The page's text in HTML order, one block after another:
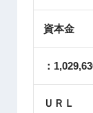
資本金
：
ＵＲＬ